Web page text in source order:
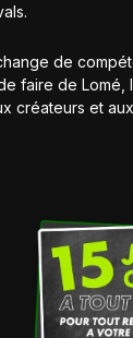
de
faire de Lomé,
créateurs et